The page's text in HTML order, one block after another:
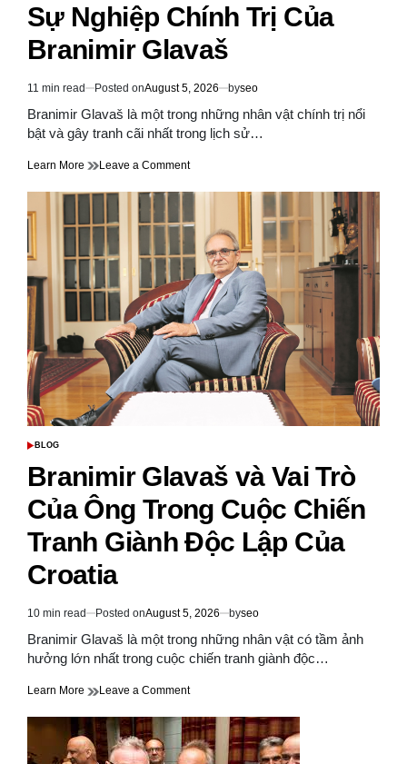
Sự Nghiệp Chính Trị Của
Branimir Glavaš
Estimated
read
time
11 min read Posted onAugust 5, 2026 byseo
Branimir Glavaš là một trong những nhân vật chính trị nổi
bật và gây tranh cãi nhất trong lịch sử…
Learn More Leave a Commenton
Bài
Rút
Ra
Từ
Sự
Nghiệp
Chính
Trị
Của
Branimir
Glavaš
POSTED
BLOG
Branimir Glavaš và Vai Trò
Của Ông Trong Cuộc Chiến
Tranh Giành Độc Lập Của
Croatia
Estimated
read
time
10 min read Posted onAugust 5, 2026 byseo
Branimir Glavaš là một trong những nhân vật có tầm ảnh
hưởng lớn nhất trong cuộc chiến tranh giành độc…
Learn More Leave a Commenton
Glavaš
và
Vai